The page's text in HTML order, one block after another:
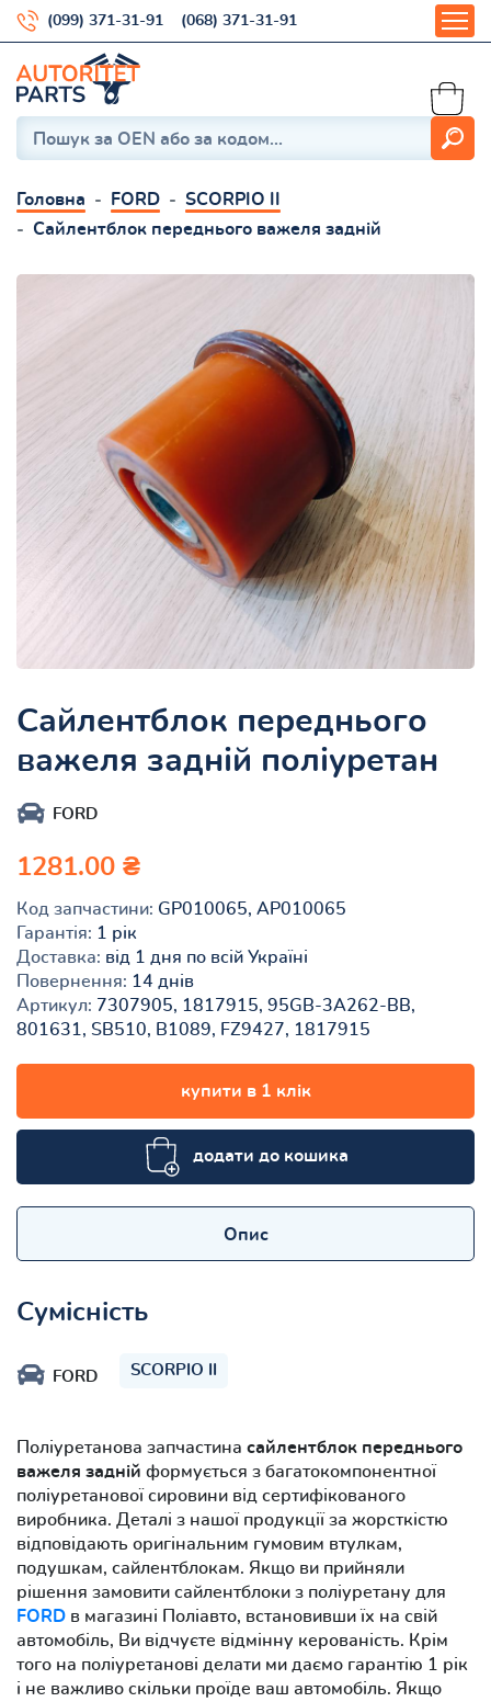
(099) 371-31-91 (068) 371-31-91
Головна FORD
SCORPIO II
Сайлентблок переднього важеля задній
Сайлентблок переднього
важеля задній поліуретан
FORD
1281.00 ₴
Код запчастини: GP010065, AP010065
Гарантія: 1 рік
Доставка: від 1 дня по всій Україні
Повернення: 14 днів
Артикул: 7307905, 1817915, 95GB-3A262-BB,
801631, SB510, B1089, FZ9427, 1817915
купити в 1 клік
додати до кошика
Опис
Сумісність
FORD SCORPIO II
Поліуретанова запчастина сайлентблок переднього
важеля задній формується з багатокомпонентної
поліуретанової сировини від сертифікованого
виробника. Деталі з нашої продукції за жорсткістю
відповідають оригінальним гумовим втулкам,
подушкам, сайлентблокам. Якщо ви прийняли
рішення замовити сайлентблоки з поліуретану для
FORD в магазині Поліавто, встановивши їх на свій
автомобіль, Ви відчуєте відмінну керованість. Крім
того на поліуретанові делати ми даємо гарантію 1 рік
і не важливо скільки проїде ваш автомобіль. Якщо